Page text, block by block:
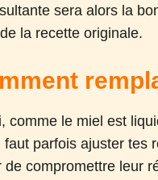
sera alors la
la recette originale.
comme le miel est
faut parfois ajuster tes
de compromettre leur